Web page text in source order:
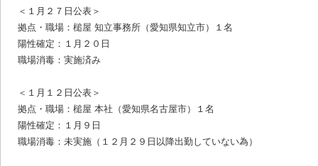
＜１月２７日公表＞
拠点・職場：槌屋 知立事務所（愛知県知立市）１名
陽性確定：１月２０日
職場消毒：実施済み
＜１月１２日公表＞
拠点・職場：槌屋 本社（愛知県名古屋市）１名
陽性確定：１月９日
職場消毒：未実施（１２月２９日以降出勤していない為）